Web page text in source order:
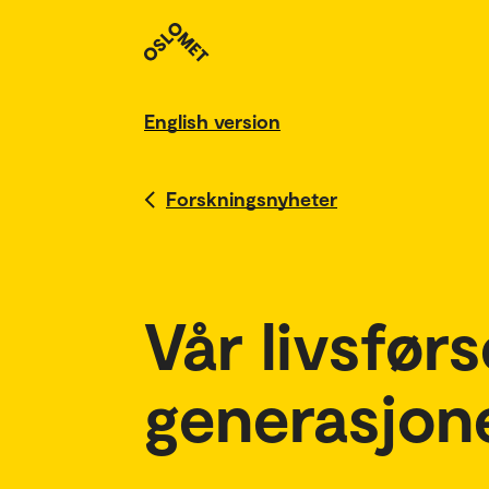
English version
Forskningsnyheter
Vår